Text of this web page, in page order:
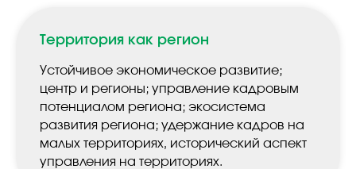
Территория как регион
Устойчивое экономическое развитие;
центр и регионы; управление кадровым
потенциалом региона; экосистема
развития региона; удержание кадров на
малых территориях, исторический аспект
управления на территориях.